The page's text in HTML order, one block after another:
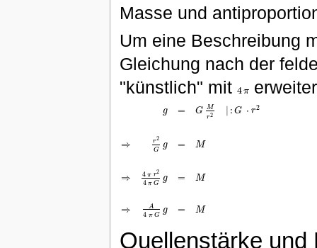
Masse und
Um eine Beschreibung
Gleichung nach der
"künstlich" mit 4π
4π
⇒
⇒
⇒
g
r2
G
g
4 π r2
4 π G
g
A
4 π G
g
=
=
=
=
G
M
r2
M
M
M
: G ⋅ r2
Quellenstärke und